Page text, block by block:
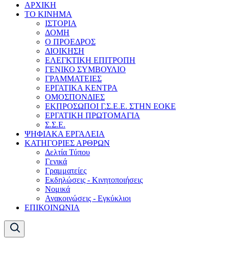
ΑΡΧΙΚΗ
ΤΟ ΚΙΝΗΜΑ
ΙΣΤΟΡΙΑ
ΔΟΜΗ
Ο ΠΡΟΕΔΡΟΣ
ΔΙΟΙΚΗΣΗ
ΕΛΕΓΚΤΙΚΗ ΕΠΙΤΡΟΠΗ
ΓΕΝΙΚΟ ΣΥΜΒΟΥΛΙΟ
ΓΡΑΜΜΑΤΕΙΕΣ
ΕΡΓΑΤΙΚΑ ΚΕΝΤΡΑ
ΟΜΟΣΠΟΝΔΙΕΣ
ΕΚΠΡΟΣΩΠΟΙ Γ.Σ.Ε.Ε. ΣΤΗΝ ΕΟΚΕ
ΕΡΓΑΤΙΚΗ ΠΡΩΤΟΜΑΓΙΑ
Σ.Σ.Ε.
ΨΗΦΙΑΚΑ ΕΡΓΑΛΕΙΑ
ΚΑΤΗΓΟΡΙΕΣ ΑΡΘΡΩΝ
Δελτία Τύπου
Γενικά
Γραμματείες
Εκδηλώσεις - Κινητοποιήσεις
Νομικά
Ανακοινώσεις - Εγκύκλιοι
ΕΠΙΚΟΙΝΩΝΙΑ